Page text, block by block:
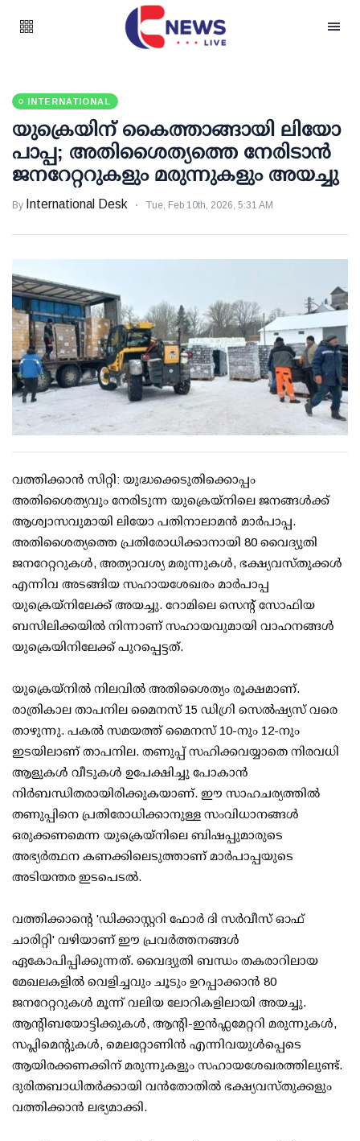
INTERNATIONAL
യുക്രെയിന് കൈത്താങ്ങായി ലിയോ
പാപ്പ; അതിശൈത്യത്തെ നേരിടാൻ
ജനറേറ്ററുകളും മരുന്നുകളും അയച്ചു
By International Desk Tue, Feb 10th, 2026, 5:31 AM
വത്തിക്കാൻ സിറ്റി: യുദ്ധക്കെടുതിക്കൊപ്പം
അതിശൈത്യവും നേരിടുന്ന യുക്രെയ്നിലെ ജനങ്ങൾക്ക്
ആശ്വാസവുമായി ലിയോ പതിനാലാമൻ മാർപാപ്പ.
അതിശൈത്യത്തെ പ്രതിരോധിക്കാനായി 80 വൈദ്യുതി
ജനറേറ്ററുകൾ, അത്യാവശ്യ മരുന്നുകൾ, ഭക്ഷ്യവസ്തുക്കൾ
എന്നിവ അടങ്ങിയ സഹായശേഖരം മാർപാപ്പ
യുക്രെയ്നിലേക്ക് അയച്ചു. റോമിലെ സെന്റ് സോഫിയ
ബസിലിക്കയിൽ നിന്നാണ് സഹായവുമായി വാഹനങ്ങൾ
യുക്രെയിനിലേക്ക് പുറപ്പെട്ടത്.
യുക്രെയ്നിൽ നിലവിൽ അതിശൈത്യം രൂക്ഷമാണ്.
രാത്രികാല താപനില മൈനസ് 15 ഡിഗ്രി സെൽഷ്യസ് വരെ
താഴുന്നു. പകൽ സമയത്ത് മൈനസ് 10-നും 12-നും
ഇടയിലാണ് താപനില. തണുപ്പ് സഹിക്കവയ്യാതെ നിരവധി
ആളുകൾ വീടുകൾ ഉപേക്ഷിച്ചു പോകാൻ
നിർബന്ധിതരായിരിക്കുകയാണ്. ഈ സാഹചര്യത്തിൽ
തണുപ്പിനെ പ്രതിരോധിക്കാനുള്ള സംവിധാനങ്ങൾ
ഒരുക്കണമെന്ന യുക്രെയ്നിലെ ബിഷപ്പുമാരുടെ
അഭ്യർത്ഥന കണക്കിലെടുത്താണ് മാർപാപ്പയുടെ
അടിയന്തര ഇടപെടൽ.
വത്തിക്കാന്റെ 'ഡിക്കാസ്റ്ററി ഫോർ ദി സർവീസ് ഓഫ്
ചാരിറ്റി' വഴിയാണ് ഈ പ്രവർത്തനങ്ങൾ
ഏകോപിപ്പിക്കുന്നത്. വൈദ്യുതി ബന്ധം തകരാറിലായ
മേഖലകളിൽ വെളിച്ചവും ചൂടും ഉറപ്പാക്കാൻ 80
ജനറേറ്ററുകൾ മൂന്ന് വലിയ ലോറികളിലായി അയച്ചു.
ആന്റിബയോട്ടിക്കുകൾ, ആന്റി-ഇൻഫ്ലമേറ്ററി മരുന്നുകൾ,
സപ്ലിമെന്റുകൾ, മെലറ്റോണിൻ എന്നിവയുൾപ്പെടെ
ആയിരക്കണക്കിന് മരുന്നുകളും സഹായശേഖരത്തിലുണ്ട്.
ദുരിതബാധിതർക്കായി വൻതോതിൽ ഭക്ഷ്യവസ്തുക്കളും
വത്തിക്കാൻ ലഭ്യമാക്കി.